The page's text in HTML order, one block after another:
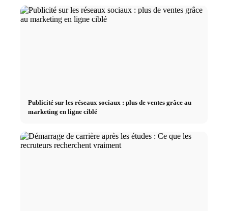
Publicité sur les réseaux sociaux : plus de ventes grâce au
marketing en ligne ciblé